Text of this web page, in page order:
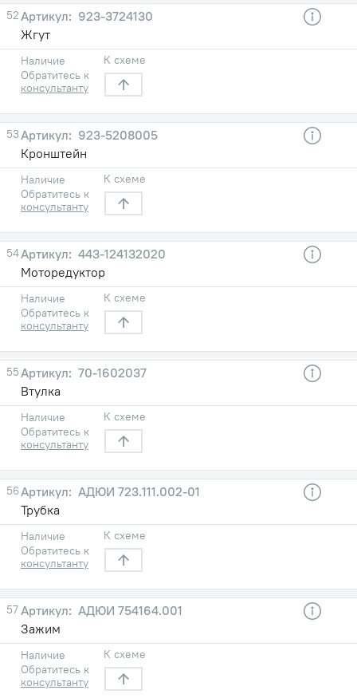
52
923-3724130
Жгут
Наличие
Обратитесь к
консультанту
К схеме
53
923-5208005
Кронштейн
Наличие
Обратитесь к
консультанту
К схеме
54
443-124132020
Моторедуктор
Наличие
Обратитесь к
консультанту
К схеме
55
70-1602037
Втулка
Наличие
Обратитесь к
консультанту
К схеме
56
АДЮИ 723.111.002-01
Трубка
Наличие
Обратитесь к
консультанту
К схеме
57
АДЮИ 754164.001
Зажим
Наличие
Обратитесь к
консультанту
К схеме